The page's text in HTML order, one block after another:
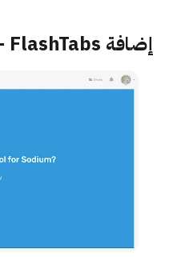
إضافة FlashTabs - تعلم بينما تتصفح